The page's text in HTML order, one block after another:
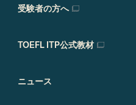
受験者の方へ
TOEFL ITP公式教材
ニュース